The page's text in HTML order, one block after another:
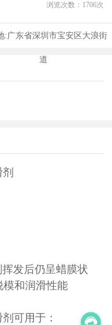
浏览次数： 1706次
:广东省深圳市宝安区大浪街
道
发后仍呈蜡膜状
模和润滑性能
可用于：